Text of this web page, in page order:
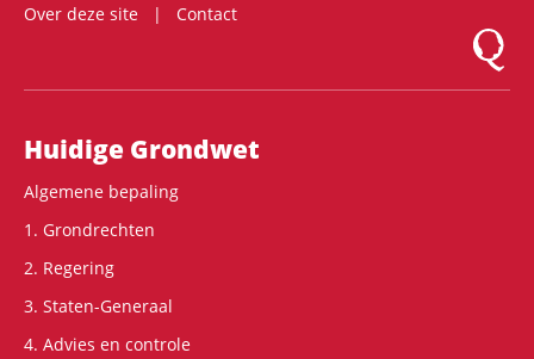
Over deze site
Contact
Logo
Hoofdnavigatie
Huidige Grondwet
Algemene bepaling
1. Grondrechten
2. Regering
3. Staten-Generaal
4. Advies en controle